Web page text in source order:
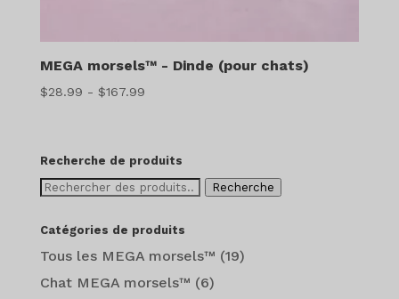
MEGA morsels™ - Dinde (pour chats)
$28.99 - $167.99Gamme
à
Recherche de produits
Recherche
:
Recherche
Catégories de produits
Tous les MEGA morsels™ (19)
Chat MEGA morsels™ (6)